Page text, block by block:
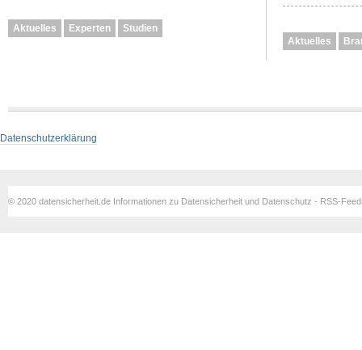
Aktuelles Experten Studien
Aktuelles
Datenschutzerklärung
© 2020 datensicherheit.de Informationen zu Datensicherheit und Datenschutz - RSS-